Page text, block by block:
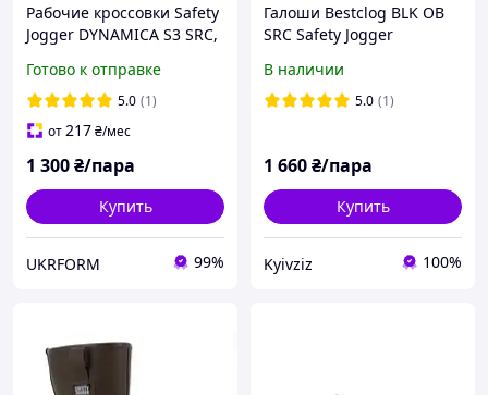
Рабочие кроссовки Safety
Jogger DYNAMICA S3 SRC,
Flex вставка
Готово к отправке
5.0 (1)
от217₴/мес
1 300₴/пара
Купить
UKRFORM 99%
Галоши Bestclog BLK OB
SRC Safety Jogger
В наличии
5.0 (1)
1 660₴/пара
Купить
Kyivziz 100%